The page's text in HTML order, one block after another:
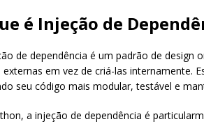
é Injeção de
de dependência é um padrão de design
em vez de criá-las internamente.
seu código mais modular, testável e
a injeção de dependência é